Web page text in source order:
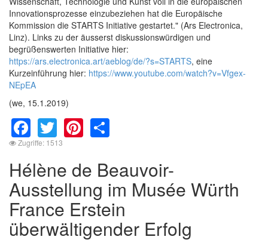
Innovationsprozesse einzubeziehen hat die Europäische
Kommission die STARTS Initiative gestartet." (Ars Electronica,
Linz). Links zu der äusserst diskussionswürdigen und
begrüßenswerten Initiative hier:
https://ars.electronica.art/aeblog/de/?s=STARTS, eine
Kurzeinführung hier: https://www.youtube.com/watch?v=Vfgex-
NEpEA
(we, 15.1.2019)
Facebook
TwitterPinterest
Zugriffe: 1513
Hélène de Beauvoir-
Ausstellung im Musée Würth
France Erstein
überwältigender Erfolg